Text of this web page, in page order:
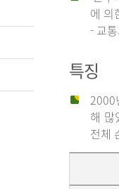
에 의
- 교
특징
2000
해 많
전체